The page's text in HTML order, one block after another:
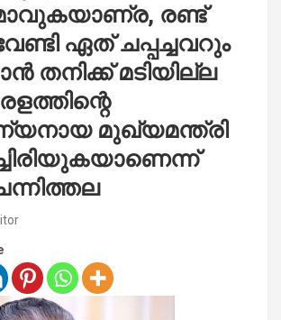
രണ്ട്
ഏത് ചപ്പച്ചവറും
തനിക്ക് മടിയില്ല
മുഖ്യമന്ത്രി